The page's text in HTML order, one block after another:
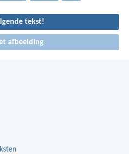
tekst!
afbeelding